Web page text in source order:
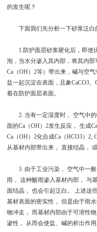
的发生呢？
下面我们先分析一下砂浆泛白
1.防护面层砂浆硬化后，即使
泡，当水分渗入其内部，将其内部
Ca（OH）2等）带出来，碱与空
盐一起沉淀在表面，且象CaCO3
着在防护面层表面。
2. 当有一定湿度时， 空气中的
面的Ca（OH）2发生反应， 生成
Ca（OH）2化合成Ca（HCO3）2,
从基材内部带出来， 直接结晶，
3. 由于工业污染， 空气中一般
雨， 这种酸雨渗入基材内部， 与
面结晶， 也会引起泛白。 上述这
基材表面的密实性， 但是由于雨
物冲走， 而基材内部由于可溶性
渗性， 从而会使盐、碱的析出作用